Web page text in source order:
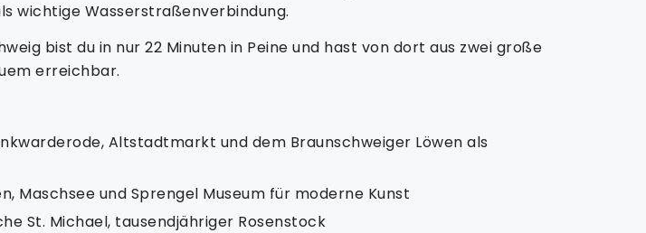
wichtige Wasserstraßenverbindung.
bist du in nur 22 Minuten in Peine und hast von dort aus zwei große
erreichbar.
Altstadtmarkt und dem Braunschweiger Löwen als
Maschsee und Sprengel Museum für moderne Kunst
St. Michael, tausendjähriger Rosenstock